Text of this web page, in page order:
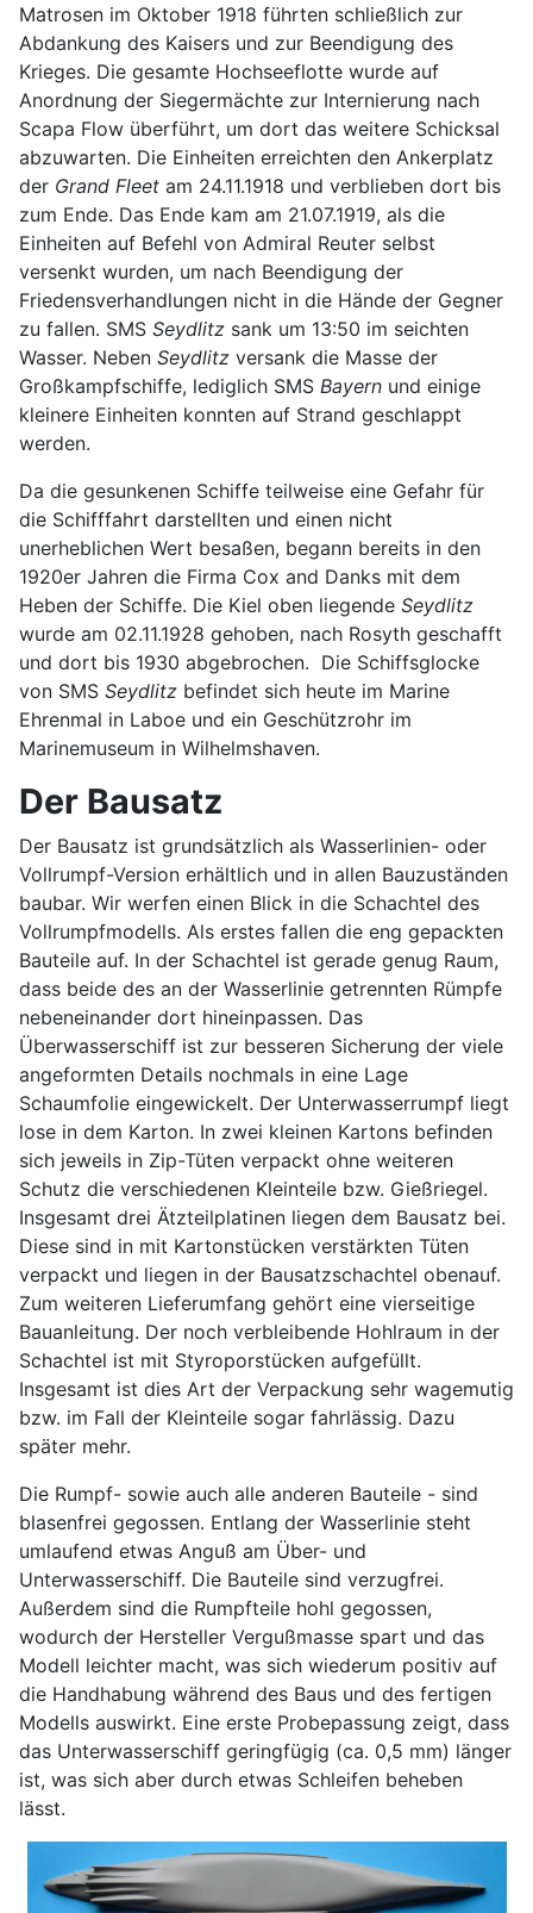
Matrosen im Oktober 1918 führten schließlich zur
Abdankung des Kaisers und zur Beendigung des
Krieges. Die gesamte Hochseeflotte wurde auf
Anordnung der Siegermächte zur Internierung nach
Scapa Flow überführt, um dort das weitere Schicksal
abzuwarten. Die Einheiten erreichten den Ankerplatz
der Grand Fleet am 24.11.1918 und verblieben dort bis
zum Ende. Das Ende kam am 21.07.1919, als die
Einheiten auf Befehl von Admiral Reuter selbst
versenkt wurden, um nach Beendigung der
Friedensverhandlungen nicht in die Hände der Gegner
zu fallen. SMS Seydlitz sank um 13:50 im seichten
Wasser. Neben Seydlitz versank die Masse der
Großkampfschiffe, lediglich SMS Bayern und einige
kleinere Einheiten konnten auf Strand geschlappt
werden.
Da die gesunkenen Schiffe teilweise eine Gefahr für
die Schifffahrt darstellten und einen nicht
unerheblichen Wert besaßen, begann bereits in den
1920er Jahren die Firma Cox and Danks mit dem
Heben der Schiffe. Die Kiel oben liegende Seydlitz
wurde am 02.11.1928 gehoben, nach Rosyth geschafft
und dort bis 1930 abgebrochen. Die Schiffsglocke
von SMS Seydlitz befindet sich heute im Marine
Ehrenmal in Laboe und ein Geschützrohr im
Marinemuseum in Wilhelmshaven.
Der Bausatz
Der Bausatz ist grundsätzlich als Wasserlinien- oder
Vollrumpf-Version erhältlich und in allen Bauzuständen
baubar. Wir werfen einen Blick in die Schachtel des
Vollrumpfmodells. Als erstes fallen die eng gepackten
Bauteile auf. In der Schachtel ist gerade genug Raum,
dass beide des an der Wasserlinie getrennten Rümpfe
nebeneinander dort hineinpassen. Das
Überwasserschiff ist zur besseren Sicherung der viele
angeformten Details nochmals in eine Lage
Schaumfolie eingewickelt. Der Unterwasserrumpf liegt
lose in dem Karton. In zwei kleinen Kartons befinden
sich jeweils in Zip-Tüten verpackt ohne weiteren
Schutz die verschiedenen Kleinteile bzw. Gießriegel.
Insgesamt drei Ätzteilplatinen liegen dem Bausatz bei.
Diese sind in mit Kartonstücken verstärkten Tüten
verpackt und liegen in der Bausatzschachtel obenauf.
Zum weiteren Lieferumfang gehört eine vierseitige
Bauanleitung. Der noch verbleibende Hohlraum in der
Schachtel ist mit Styroporstücken aufgefüllt.
Insgesamt ist dies Art der Verpackung sehr wagemutig
bzw. im Fall der Kleinteile sogar fahrlässig. Dazu
später mehr.
Die Rumpf- sowie auch alle anderen Bauteile - sind
blasenfrei gegossen. Entlang der Wasserlinie steht
umlaufend etwas Anguß am Über- und
Unterwasserschiff. Die Bauteile sind verzugfrei.
Außerdem sind die Rumpfteile hohl gegossen,
wodurch der Hersteller Vergußmasse spart und das
Modell leichter macht, was sich wiederum positiv auf
die Handhabung während des Baus und des fertigen
Modells auswirkt. Eine erste Probepassung zeigt, dass
das Unterwasserschiff geringfügig (ca. 0,5 mm) länger
ist, was sich aber durch etwas Schleifen beheben
lässt.